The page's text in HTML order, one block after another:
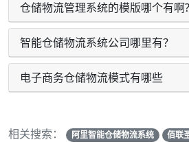
仓储物流管理系统的模版哪个有啊?
智能仓储物流系统公司哪里有？
电子商务仓储物流模式有哪些
相关搜索： 阿里智能仓储物流系统
佰联